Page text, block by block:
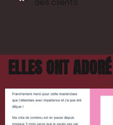
des clients
ELLES ONT